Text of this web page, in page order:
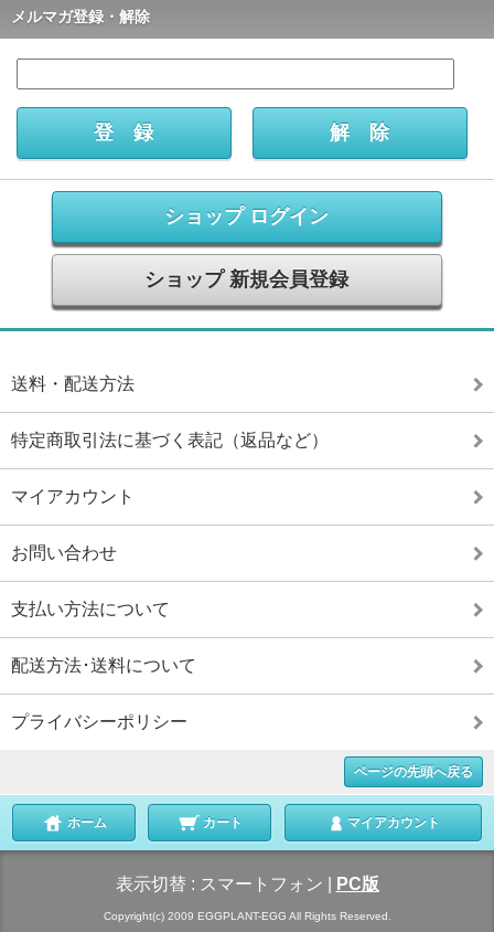
メルマガ登録・解除
ショップ ログイン
ショップ 新規会員登録
送料・配送方法
特定商取引法に基づく表記（返品など）
マイアカウント
お問い合わせ
支払い方法について
配送方法･送料について
プライバシーポリシー
ページの先頭へ戻る
ホーム カート マイアカウント
表示切替 : スマートフォン PC版
Copyright(c) 2009 EGGPLANT-EGG All Rights Reserved.